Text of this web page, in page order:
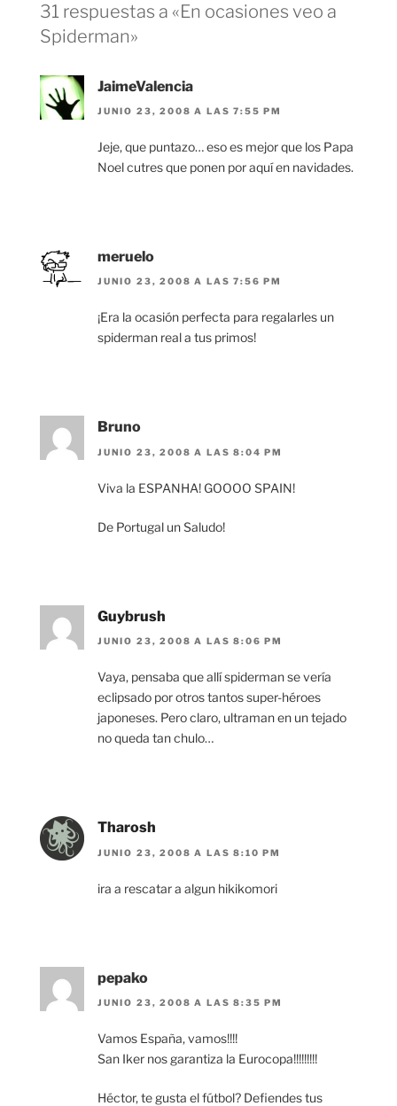
31 respuestas a «En ocasiones veo a
Spiderman»
JaimeValencia
JUNIO 23, 2008 A LAS 7:55 PM
Jeje, que puntazo… eso es mejor que los Papa
Noel cutres que ponen por aquí en navidades.
meruelo
JUNIO 23, 2008 A LAS 7:56 PM
¡Era la ocasión perfecta para regalarles un
spiderman real a tus primos!
Bruno
JUNIO 23, 2008 A LAS 8:04 PM
Viva la ESPANHA! GOOOO SPAIN!
De Portugal un Saludo!
Guybrush
JUNIO 23, 2008 A LAS 8:06 PM
Vaya, pensaba que allí spiderman se vería
eclipsado por otros tantos super-héroes
japoneses. Pero claro, ultraman en un tejado
no queda tan chulo…
Tharosh
JUNIO 23, 2008 A LAS 8:10 PM
ira a rescatar a algun hikikomori
pepako
JUNIO 23, 2008 A LAS 8:35 PM
Vamos España, vamos!!!!
San Iker nos garantiza la Eurocopa!!!!!!!!!
Héctor, te gusta el fútbol? Defiendes tus